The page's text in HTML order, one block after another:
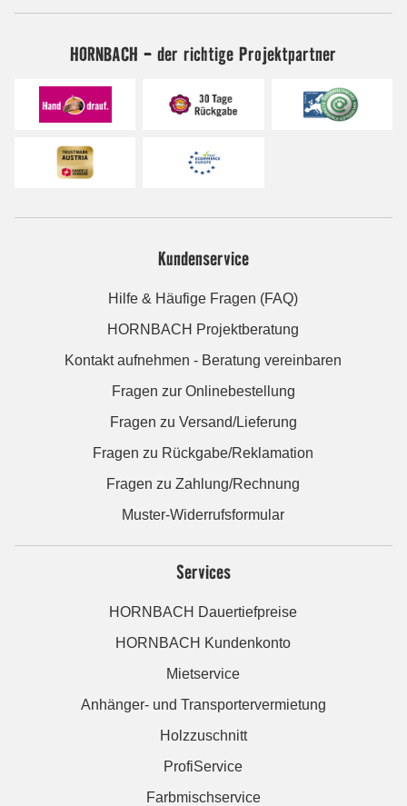
HORNBACH - der richtige Projektpartner
Kundenservice
Hilfe & Häufige Fragen (FAQ)
HORNBACH Projektberatung
Kontakt aufnehmen - Beratung vereinbaren
Fragen zur Onlinebestellung
Fragen zu Versand/Lieferung
Fragen zu Rückgabe/Reklamation
Fragen zu Zahlung/Rechnung
Muster-Widerrufsformular
Services
HORNBACH Dauertiefpreise
HORNBACH Kundenkonto
Mietservice
Anhänger- und Transportervermietung
Holzzuschnitt
ProfiService
Farbmischservice